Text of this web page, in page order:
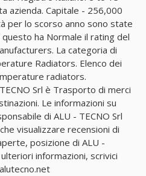
azienda. Capitale - 256,000
per lo scorso anno sono state
ha Normale il rating del
La categoria di
Radiators. Elenco dei
radiators.
Srl è Trasporto di merci
Le informazioni su
di ALU - TECNO Srl
visualizzare recensioni di
posizione di ALU -
informazioni, scrivici